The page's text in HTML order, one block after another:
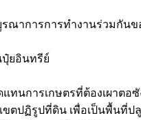
บูรณาการการทำงานร่วม
ปุ๋ยอินทรีย์
ทนการเกษตรที่ต้องเผาตอซั
ขตปฏิรูปที่ดิน เพื่อเป็นพื้น